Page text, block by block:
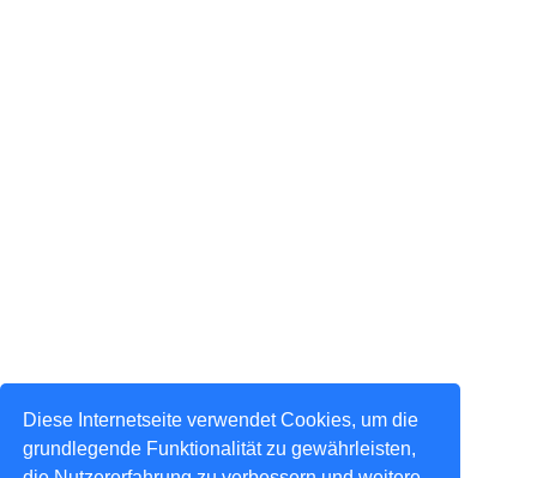
Diese Internetseite verwendet Cookies, um die
grundlegende Funktionalität zu gewährleisten,